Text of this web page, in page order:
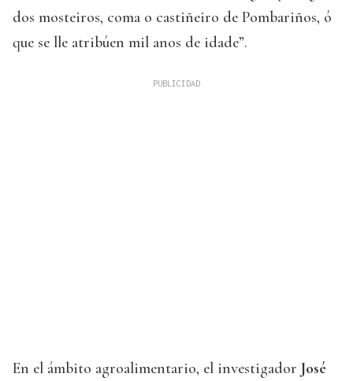
dos mosteiros, coma o castiñeiro de Pombariños, ó
que se lle atribúen mil anos de idade”.
En el ámbito agroalimentario, el investigador José